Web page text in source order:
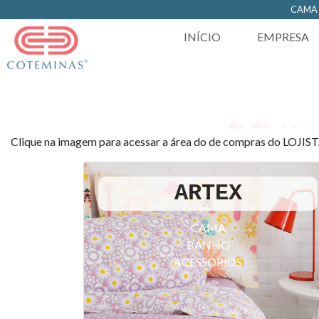
INÍCIO EMPRESA
Clique na imagem para acessar a área do de compras do
ARTEX
CAMA
BANHO
ACESSORIOS